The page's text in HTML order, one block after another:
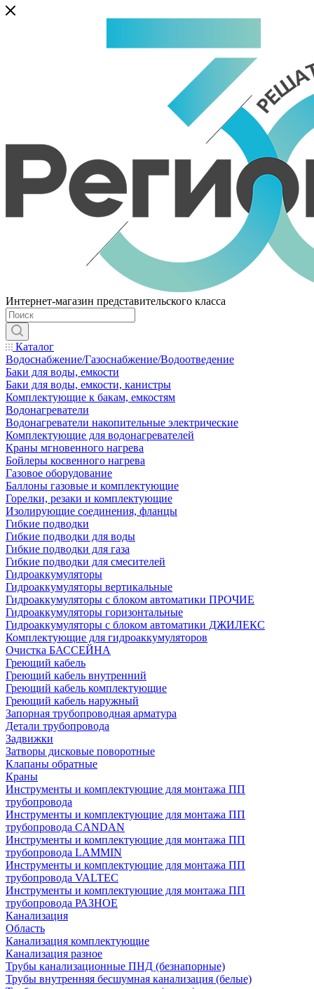
Интернет-магазин представительского класса
Каталог
Водоснабжение/Газоснабжение/Водоотведение
Баки для воды, емкости
Баки для воды, емкости, канистры
Комплектующие к бакам, емкостям
Водонагреватели
Водонагреватели накопительные электрические
Комплектующие для водонагревателей
Краны мгновенного нагрева
Бойлеры косвенного нагрева
Газовое оборудование
Баллоны газовые и комплектующие
Горелки, резаки и комплектующие
Изолирующие соединения, фланцы
Гибкие подводки
Гибкие подводки для воды
Гибкие подводки для газа
Гибкие подводки для смесителей
Гидроаккумуляторы
Гидроаккумуляторы вертикальные
Гидроаккумуляторы с блоком автоматики ПРОЧИЕ
Гидроаккумуляторы горизонтальные
Гидроаккумуляторы с блоком автоматики ДЖИЛЕКС
Комплектующие для гидроаккумуляторов
Очистка БАССЕЙНА
Греющий кабель
Греющий кабель внутренний
Греющий кабель комплектующие
Греющий кабель наружный
Запорная трубопроводная арматура
Детали трубопровода
Задвижки
Затворы дисковые поворотные
Клапаны обратные
Краны
Инструменты и комплектующие для монтажа ПП
трубопровода
Инструменты и комплектующие для монтажа ПП
трубопровода CANDAN
Инструменты и комплектующие для монтажа ПП
трубопровода LAMMIN
Инструменты и комплектующие для монтажа ПП
трубопровода VALTEC
Инструменты и комплектующие для монтажа ПП
трубопровода РАЗНОЕ
Канализация
Область
Канализация комплектующие
Канализация разное
Трубы канализационные ПНД (безнапорные)
Трубы внутренняя бесшумная канализация (белые)